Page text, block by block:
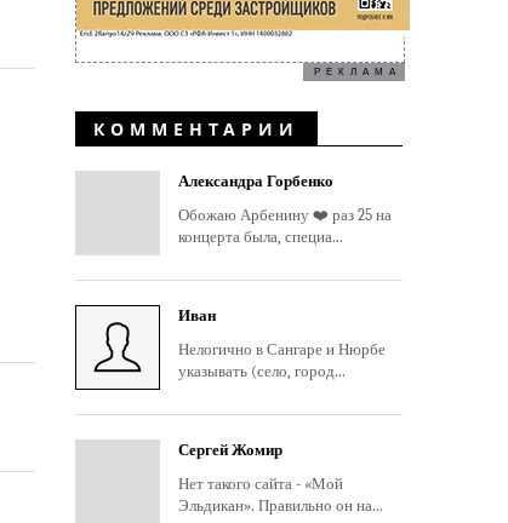
РЕКЛАМА
КОММЕНТАРИИ
Александра Горбенко
Обожаю Арбенину ❤️ раз 25 на
концерта была, специа...
Иван
Нелогично в Сангаре и Нюрбе
указывать (село, город...
Сергей Жомир
Нет такого сайта - «Мой
Эльдикан». Правильно он на...